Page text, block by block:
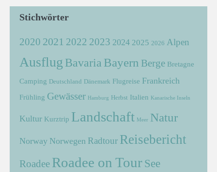
Stichwörter
2020 2021 2022 2023 2024 2025 2026 Alpen
Ausflug Bavaria Bayern Berge Bretagne
Camping Deutschland Dänemark Flugreise Frankreich
Frühling Gewässer Hamburg Herbst Italien Kanarische Inseln
Kultur Kurztrip Landschaft Meer Natur
Norway Norwegen Radtour Reisebericht
Roadee Roadee on Tour See